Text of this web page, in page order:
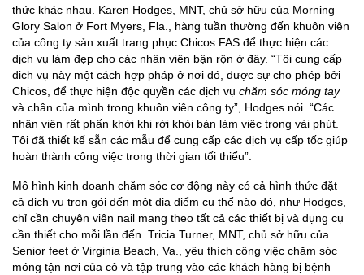
thức khác nhau. Karen Hodges, MNT, chủ sở hữu của Morning
Glory Salon ở Fort Myers, Fla., hàng tuần thường đến khuôn viên
của công ty sản xuất trang phục Chicos FAS để thực hiện các
dịch vụ làm đẹp cho các nhân viên bận rộn ở đây. “Tôi cung cấp
dich vụ này một cách hợp pháp ở nơi đó, được sự cho phép bởi
Chicos, để thực hiện độc quyền các dịch vụ chăm sóc móng tay
và chân của mình trong khuôn viên công ty”, Hodges nói. “Các
nhân viên rất phấn khởi khi rời khỏi bàn làm việc trong vài phút.
Tôi đã thiết kế sẵn các mẫu để cung cấp các dịch vụ cấp tốc giúp
hoàn thành công việc trong thời gian tối thiểu”.
Mô hình kinh doanh chăm sóc cơ động này có cả hình thức đặt
cả dịch vụ trọn gói đến một địa điểm cụ thể nào đó, như Hodges,
chỉ cần chuyên viên nail mang theo tất cả các thiết bị và dụng cụ
cần thiết cho mỗi lần đến. Tricia Turner, MNT, chủ sở hữu của
Senior feet ở Virginia Beach, Va., yêu thích công việc chăm sóc
móng tận nơi của cô và tập trung vào các khách hàng bị bệnh